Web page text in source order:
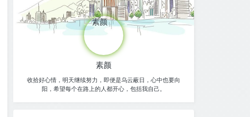
素颜
收拾好心情，明天继续努力，即便是乌云蔽日，心中也要向
阳，希望每个在路上的人都开心，包括我自己。